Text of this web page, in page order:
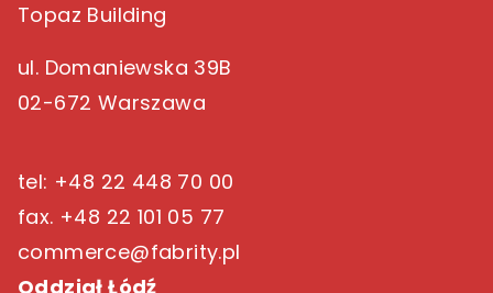
Topaz Building
ul. Domaniewska 39B
02-672 Warszawa
tel: +48 22 448 70 00
fax. +48 22 101 05 77
commerce@fabrity.pl
Oddział Łódź